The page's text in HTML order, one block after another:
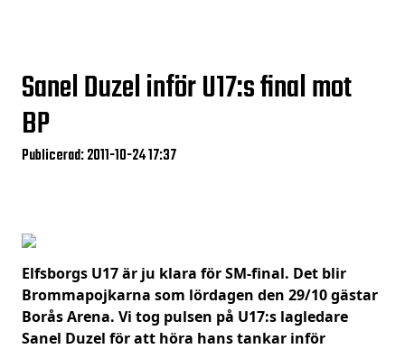
Sanel Duzel inför U17:s final mot
BP
Publicerad: 2011-10-24 17:37
Elfsborgs U17 är ju klara för SM-final. Det blir
Brommapojkarna som lördagen den 29/10 gästar
Borås Arena. Vi tog pulsen på U17:s lagledare
Sanel Duzel för att höra hans tankar inför